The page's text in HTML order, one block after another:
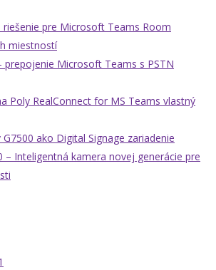
riešenie pre Microsoft Teams Room
miestností
prepojenie Microsoft Teams s PSTN
Poly RealConnect for MS Teams vlastný
ako Digital Signage zariadenie
– Inteligentná kamera novej generácie pre